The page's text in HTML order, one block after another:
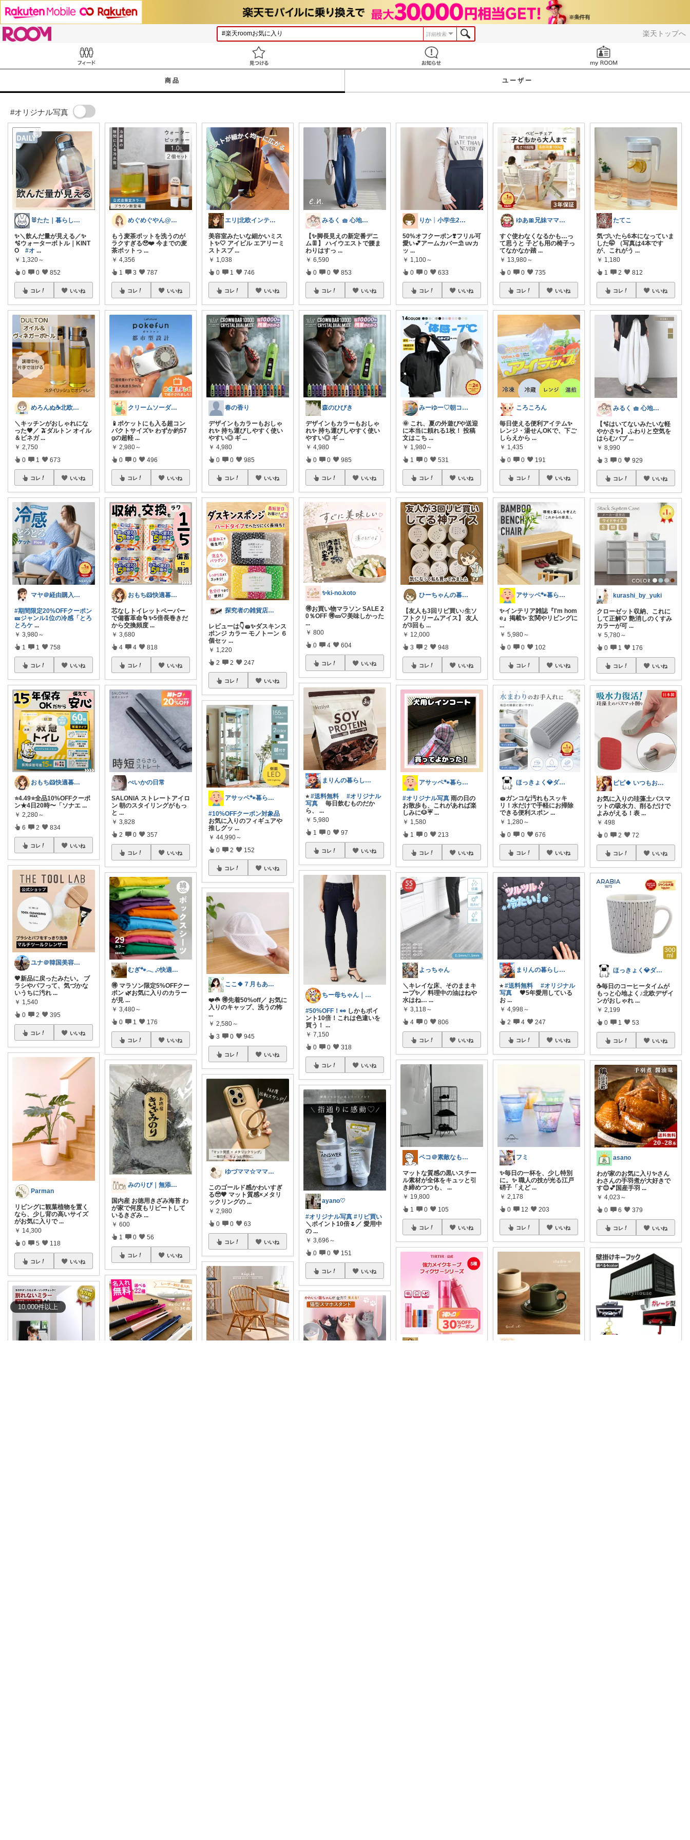
楽天トップへ
詳細検索
商品 ユーザー
#オリジナル写真
10,000件以上
🐰たた｜暮らしと子育て
✨＼飲んだ量が見える／✨
🫧ウォーターボトル｜KINT
O #オ ...
￥ 1,320～
0 0 852
コレ いいね
めろんぬ☕️北欧ナチュラルな暮らし
＼キッチンがおしゃれにな
った🤎／ 🫒ダルトン オイル
＆ビネガ ...
￥ 2,750
0 1 673
コレ いいね
マヤ＠経由購入に感謝❤️
#期間限定20%OFFクーポン
🎫ジャンル1位の冷感「とろ
とろケ ...
￥ 3,980～
1 1 758
コレ いいね
おもち🐹快適暮らし🌸オリ写🪴
⭐️4.49⭐️全品10%OFFクーポ
ン★4日20時〜「ソナエ ...
￥ 2,280～
6 2 834
コレ いいね
ユナ＠韓国美容と雑貨
🤎新品に戻ったみたい。 ブ
ラシやパフって、気づかな
いうちに汚れ ...
￥ 1,540
0 2 395
コレ いいね
Parman
リビングに観葉植物を置く
なら、少し背の高いサイズ
がお気に入りで ...
￥ 14,300
0 5 118
コレ いいね
めぐめぐやん@2児ママ×ゆるっと暮らし
もう麦茶ポットを洗うのが
ラクすぎる🥹❤️ 今までの麦
茶ポットっ ...
￥ 4,356
1 3 787
コレ いいね
クリームソーダ♫昭和平成レトロ好き母
📱ポケットにも入る超コン
パクトサイズ✨ わずか約57
gの超軽 ...
￥ 2,980～
0 0 496
コレ いいね
おもち🐹快適暮らし🌸オリ写🪴
芯なしトイレットペーパー
で備蓄革命🌀✨5倍長巻きだ
から交換頻度 ...
￥ 3,680
4 4 818
コレ いいね
ぺいかの日常
SALONIA ストレートアイロ
ン 朝のスタイリングがもっ
と ...
￥ 3,828
2 0 357
コレ いいね
むぎ🐾‪𓂃 𓈒𓏸快適な寝具紹介
🉐 マラソン限定5%OFFクー
ポン 🌿お気に入りのカラー
が見 ...
￥ 3,480～
0 1 176
コレ いいね
みのりび｜無添加・オーガニック食品
国内産 お徳用きざみ海苔 わ
が家で何度もリピートして
いるきざみ ...
￥ 600
1 0 56
コレ いいね
エリ|北欧インテリアと愛用品|朝コレ
美容室みたいな細かいミス
ト✨🤍 アイビル エアリーミ
ストスプ ...
￥ 1,038
0 1 746
コレ いいね
春の香り
デザインもカラーもおしゃ
れ✨ 持ち運びしやすく使い
やすい◎ ギ ...
￥ 4,980
0 0 985
コレ いいね
探究者の雑貨店⭐︎ ☀️🌻🍉✨
レビューは👇🧽✨ダスキンス
ポンジ カラー モノトーン ６
個セッ ...
￥ 1,220
2 2 247
コレ いいね
アサッペ🐾暮らしを整える愛用品セレクト
#10%OFFクーポン対象品
お気に入りのフィギュアや
推しグッ ...
￥ 44,990～
0 2 152
コレ いいね
ここ🍀７月もありがとう🍀
❤️☘️ 🉐先着50%off／ お気に
入りのキャップ、洗うの怖
...
￥ 2,580～
3 0 945
コレ いいね
ゆづママ☆ママおすすめアイテム✩.*˚
このゴールド感かわいすぎ
る🥹🤎 マット質感×メタリ
ックリングの ...
￥ 2,980
0 0 63
コレ いいね
みるく 🧺 心地よい、上質な暮らしを
【✨脚長見えの新定番デニ
ム👖】 ハイウエストで腰ま
わりはすっ ...
￥ 6,590
0 0 853
コレ いいね
森のひびき
デザインもカラーもおしゃ
れ✨ 持ち運びしやすく使い
やすい◎ ギ ...
￥ 4,980
0 0 985
コレ いいね
✨️ki-no.koto
🉐お買い物マラソン SALE 2
0％OFF 🉐🥒🤍美味しかった
...
￥ 800
0 4 604
コレ いいね
まりんの暮らしと体整え癒しROOM🌈
⭐︎#送料無料
#オリジナル
写真 毎日飲むものだか
ら、
...
￥ 5,980
1 0 97
コレ いいね
ちー母ちゃん｜食べて泳いで記録中
#50%OFF！👀 しかもポイ
ント10倍！これは色違いを
買う！ ...
￥ 7,150
0 0 318
コレ いいね
ayano♡
#オリジナル写真 #リピ買い
＼ポイント10倍🌷／ 愛用中
の ...
￥ 3,696～
0 0 151
コレ いいね
りか┊小学生2人4人家族2LDK暮らし
50%オフクーポン❣️フリル可
愛い💕アームカバー⛱️ uvカ
ッ ...
￥ 1,100～
0 0 633
コレ いいね
みーゆー♡朝コレ♡ママお助け隊
🌞 これ、夏の外遊びや送迎
に本当に頼れる1枚！ 投稿
文はこち ...
￥ 1,980～
1 0 531
コレ いいね
ひーちゃんの暮らしと服ROOM🌷
【友人も3回リピ買い♪生ソ
フトクリームアイス】 友人
が3回も ...
￥ 12,000
3 2 948
コレ いいね
アサッペ🐾暮らしを整える愛用品セレクト
#オリジナル写真 雨の日の
お散歩も、これがあれば楽
しみに🐶☔️ ...
￥ 1,580
1 0 213
コレ いいね
よっちゃん
＼キレイな床、そのままキ
ープ✨／ 料理中の油はねや
水はね…...
￥ 3,118～
4 0 806
コレ いいね
ペコ＠素敵なものを紹介しています
マットな質感の黒いスチー
ル素材が全体をキュッと引
き締めつつも、
...
￥ 19,800
1 0 105
コレ いいね
ゆあ🎀兄妹ママの育児と暮らし
すぐ使わなくなるかも…っ
て思うと 子ども用の椅子っ
てなかなか踏 ...
￥ 13,980～
0 0 735
コレ いいね
ころころん
毎日使える便利アイテム✨
レンジ・湯せんOKで、下ご
しらえから ...
￥ 1,435
0 0 191
コレ いいね
アサッペ🐾暮らしを整える愛用品セレクト
✨インテリア雑誌『I'm hom
e』掲載✨ 玄関やリビングに
...
￥ 5,980～
0 0 102
コレ いいね
ほっきょく💎ダイヤモンド会員💎
🧽ガンコな汚れもスッキ
リ！水だけで手軽にお掃除
できる便利スポン ...
￥ 1,280～
0 0 676
コレ いいね
まりんの暮らしと体整え癒しROOM🌈
⭐︎#送料無料
#オリジナル
写真 🖤5年愛用している
お ...
￥ 4,998～
2 4 247
コレ いいね
フミ
✨毎日の一杯を、少し特別
に。✨ 職人の技が光る江戸
硝子「えど ...
￥ 2,178
0 12 203
コレ いいね
たてこ
気づいたら6本になっていま
した🤭 （写真は4本です
が、これがう ...
￥ 1,180
1 2 812
コレ いいね
みるく 🧺 心地よい、上質な暮らしを
【🫧はいてないみたいな軽
やかさ✨】 ふわりと空気を
はらむバブ ...
￥ 8,990
3 0 929
コレ いいね
kurashi_by_yuki
クローゼット収納、これに
して正解🤍 艶消しのくすみ
カラーが可 ...
￥ 5,780～
0 1 176
コレ いいね
ピピ🍀 いつもお立ち寄りありがとう🥰
お気に入りの珪藻土バスマ
ットの吸水力、削るだけで
よみがえる！表 ...
￥ 498
0 2 72
コレ いいね
ほっきょく💎ダイヤモンド会員💎
☕毎日のコーヒータイムが
もっと心地よく♪北欧デザイ
ンがおしゃれ ...
￥ 2,199
0 1 53
コレ いいね
asano
わが家のお気に入り✨さん
わさんの手羽煮が大好きで
す😊💕国産手羽 ...
￥ 4,023～
0 6 379
コレ いいね